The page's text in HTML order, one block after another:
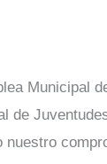
Municipal
de
nuestro